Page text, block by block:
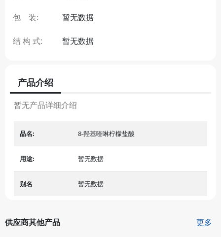
包 装: 暂无数据
结 构 式: 暂无数据
产品介绍
暂无产品详细介绍
品名: 8-羟基喹啉柠檬盐酸
用途: 暂无数据
别名 暂无数据
供应商其他产品 更多